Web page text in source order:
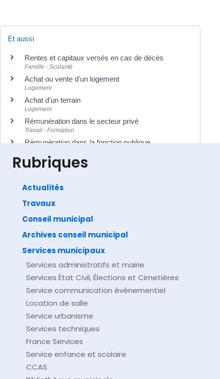
Et aussi
Rentes et capitaux versés en cas de décès
Famille - Scolarité
Achat ou vente d'un logement
Logement
Achat d'un terrain
Logement
Rémunération dans le secteur privé
Travail - Formation
Rémunération dans la fonction publique
Direction de l'information légale et administrative
Rubriques
Actualités
Travaux
Conseil municipal
Archives conseil municipal
Services municipaux
Services administratifs et mairie
Services État Civil, Élections et Cimetières
Service communication événementiel
Location de salle
Service urbanisme
Services techniques
France Services
Service enfance et scolaire
CCAS